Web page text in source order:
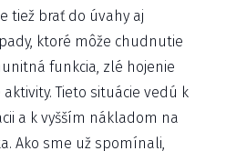
tiež brať do úvahy aj
ktoré môže chudnutie
funkcia, zlé hojenie
Tieto situácie vedú k
a k vyšším nákladom na
Ako sme už spomínali,